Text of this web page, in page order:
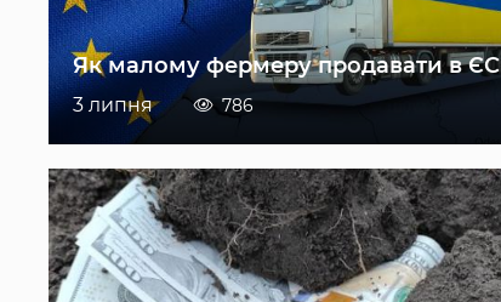
Як малому фермеру продавати в ЄС
3 липня 786